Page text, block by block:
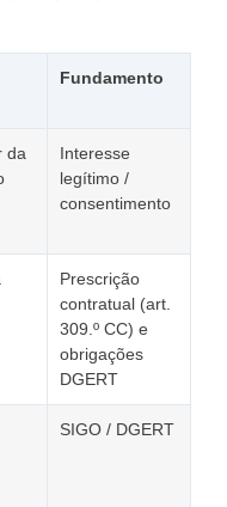
Fundamento
da
Interesse
legítimo /
consentimento
Prescrição
contratual (art.
309.º CC) e
obrigações
DGERT
SIGO / DGERT